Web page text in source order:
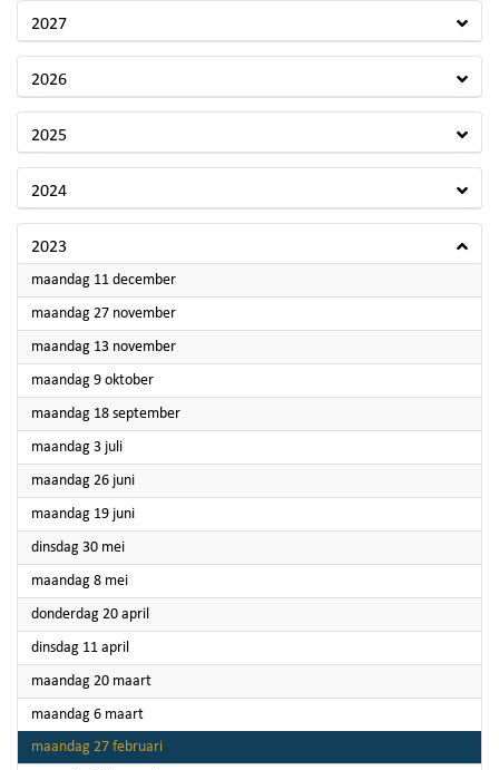
2027
2026
2025
2024
2023
maandag 11 december2023
maandag 27 november2023
maandag 13 november2023
maandag 9 oktober2023
maandag 18 september2023
maandag 3 juli2023
maandag 26 juni2023
maandag 19 juni2023
dinsdag 30 mei2023
maandag 8 mei2023
donderdag 20 april
dinsdag 11 april
maandag 20 maart2023
maandag 6 maart2023
maandag 27 februari2023